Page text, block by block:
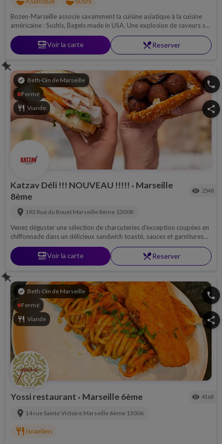
Bozen-Marseille associe savamment la cuisine asiatique à la cuisine
américaine : Sushis, Bagels made in USA. Une explosion de saveurs se
dégage de chaque plat, une parfaite symbiose entre le sucré et le salé.
set_mealVoir la carte restaurant_menuReserver
verified Beth-Din de Marseille
Fermé
restaurant Viande
phone
share
Katzav Déli !!! NOUVEAU !!!!! • Marseille
8ème
visibility 2548
location_on 192 Rue du Rouet Marseille 8ème 13008
Venez déguster une sélection de charcuteries d'exception coupées en
chiffonnade dans un délicieux sandwich toasté, sauces et garnitures
faites maison.Plateaux de charcuteries, frites maison, salades...
set_mealVoir la carte restaurant_menuReserver
verified Beth-Din de Marseille
Fermé
restaurant Viande
phone
share
Yossi restaurant • Marseille 6ème visibility 4168
location_on 14 rue Sainte Victoire Marseille 6ème 13006
restaurant Israelien